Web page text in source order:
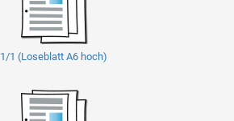
1/1 (Loseblatt A6 hoch)